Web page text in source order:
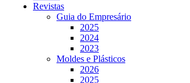
Revistas
Guia do Empresário
2025
2024
2023
Moldes e Plásticos
2026
2025